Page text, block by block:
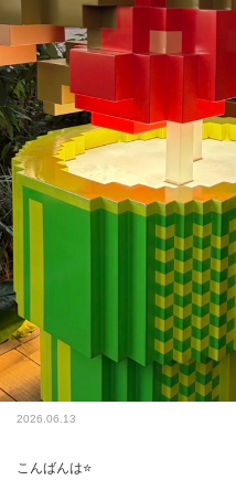
2026.06.13
こんばんは⭐️